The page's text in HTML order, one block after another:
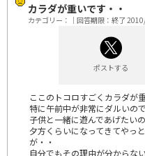
カラダが重いです・・
カテゴリー：｜回答期限：終了
ポストする
ここのトコロすごくカラダが
特に午前中が非常にダルいの
子供と一緒に遊んであげたい
夕方くらいになってきてやっ
が・・
自分でもその理由が分からな